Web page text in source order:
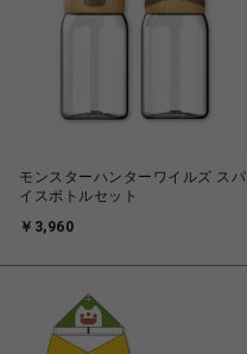
モンスターハンターワイルズ スパ
イスボトルセット
￥3,960